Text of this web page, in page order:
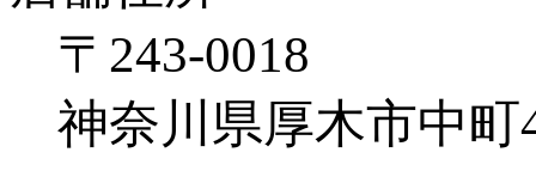
〒243-0018
神奈川県厚木市中町